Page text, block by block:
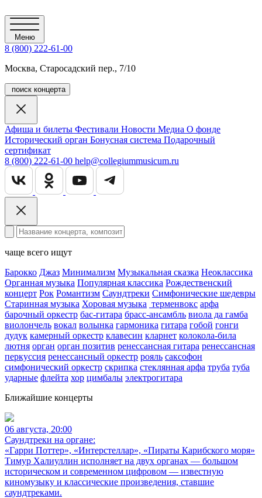
Меню
8 (800) 222-61-00
Москва, Старосадский пер., 7/10
поиск концерта
Афиша и билеты Фестивали Новости Медиа О фонде
Исторический орган Бонусная система Подарочный
сертификат
8 (800) 222-61-00 help@collegiummusicum.ru
чаще всего ищут
Барокко Джаз Минимализм Музыкальная сказка Неоклассика
Органная музыка Популярная классика Рождественский
концерт Рок Романтизм Саундтреки Симфонические шедевры
Старинная музыка Хоровая музыка терменвокс арфа
барочный оркестр бас-гитара брасс-ансамбль виола да гамба
виолончель вокал волынка гармоника гитара гобой гонги
дудук камерный оркестр клавесин кларнет колокола-била
лютня орган орган позитив ренессансная гитара ренессансная
перкуссия ренессансный оркестр рояль саксофон
симфонический оркестр скрипка стеклянная арфа труба туба
ударные флейта хор цимбалы электрогитара
Ближайшие концерты
06 августа, 20:00
Саундтреки на органе:
«Гарри Поттер», «Интерстеллар», «Пираты Карибского моря»
Тимур Халиуллин исполняет на двух органах — большом
историческом и современном цифровом — известную
киномузыку и классические произведения, ставшие
саундтреками.